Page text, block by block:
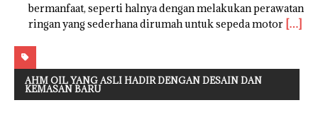
bermanfaat, seperti halnya dengan melakukan perawatan
ringan yang sederhana dirumah untuk sepeda motor […]
AHM OIL YANG ASLI HADIR DENGAN DESAIN DAN
KEMASAN BARU